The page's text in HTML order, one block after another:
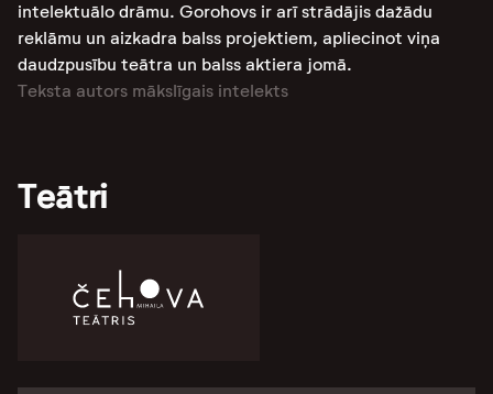
intelektuālo drāmu. Gorohovs ir arī strādājis dažādu
reklāmu un aizkadra balss projektiem, apliecinot viņa
daudzpusību teātra un balss aktiera jomā​​​​​​.
Teksta autors mākslīgais intelekts
Teātri